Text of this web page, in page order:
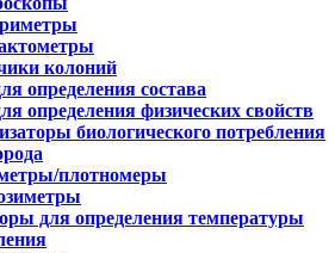
колоний
определения состава
определения физических свойств
биологического потребления
плотномеры
для определения температуры